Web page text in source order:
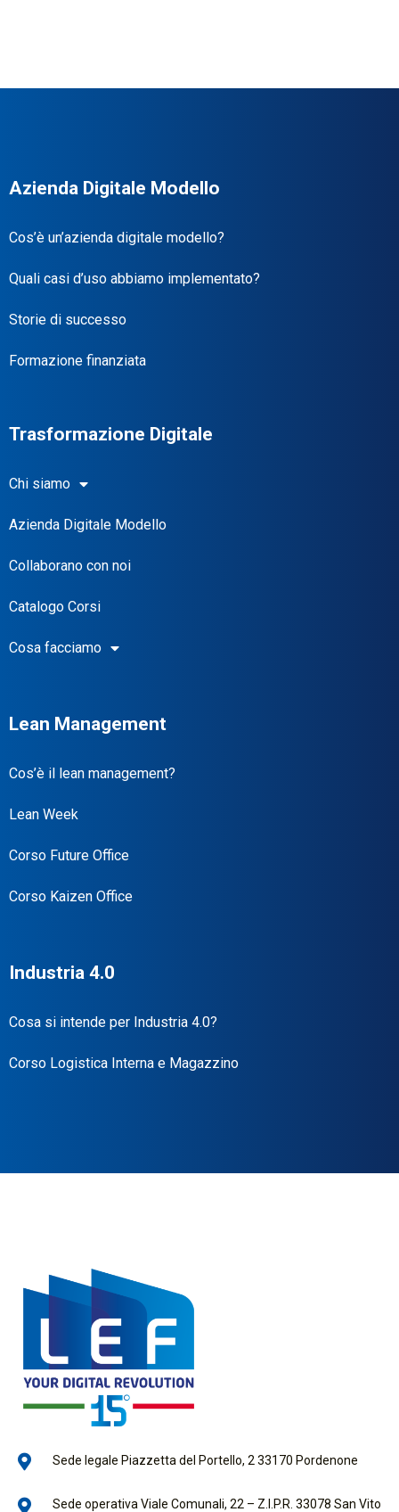
Azienda Digitale Modello
Cos’è un’azienda digitale modello?
Quali casi d’uso abbiamo implementato?
Storie di successo
Formazione finanziata
Trasformazione Digitale
Chi siamo
Azienda Digitale Modello
Collaborano con noi
Catalogo Corsi
Cosa facciamo
Lean Management
Cos’è il lean management?
Lean Week
Corso Future Office
Corso Kaizen Office
Industria 4.0
Cosa si intende per Industria 4.0?
Corso Logistica Interna e Magazzino
Sede legale Piazzetta del Portello, 2 33170 Pordenone
Sede operativa Viale Comunali, 22 – Z.I.P.R. 33078 San Vito